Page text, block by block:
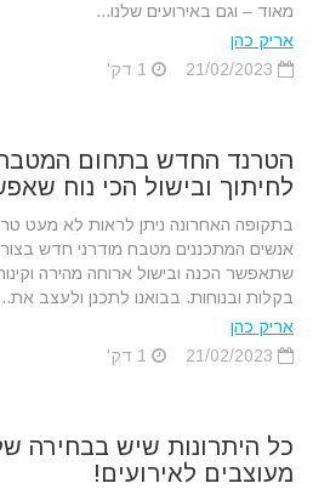
מאוד – וגם באירועים שלנו...
אריק כהן
הטרנד החדש בתחום
לחיתוך ובישול הכי נוח
בתקופה האחרונה ניתן לראות לא מעט
אנשים המתכננים מטבח מודרני חדש
שתאפשר הכנה ובישול ארוחה מהירה
בקלות ובנוחות. בבואנו לתכנן ולעצב
אריק כהן
כל היתרונות שיש בבחירה
מעוצבים לאירועים!